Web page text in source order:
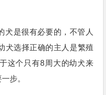
犬是很有必要的，不管人
犬选择正确的主人是繁殖
这个只有8周大的幼犬来
步。